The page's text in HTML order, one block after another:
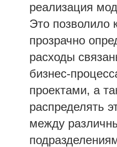
реализация
Это позволило
прозрачно
расходы
бизнес-
проектами, а
распределять
между